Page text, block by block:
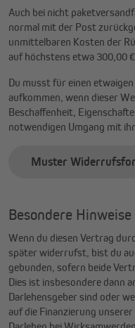
Auch bei nicht
normal mit der Post
unmittelbaren Kosten der
auf höchstens etwa 300,00
Du musst für einen
aufkommen, wenn dieser
Beschaffenheit,
notwendigen Umgang mit
Muster
Besondere Hinweise
Wenn du diesen Vertrag
später widerrufst, bist du
gebunden, sofern beide
Dies ist insbesondere dann
Darlehensgeber sind oder
auf die Finanzierung